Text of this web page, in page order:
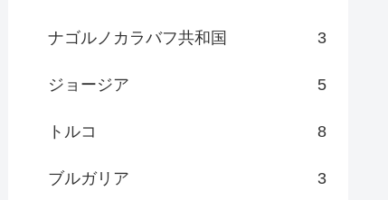
ナゴルノカラバフ共和国 3
ジョージア 5
トルコ 8
ブルガリア 3